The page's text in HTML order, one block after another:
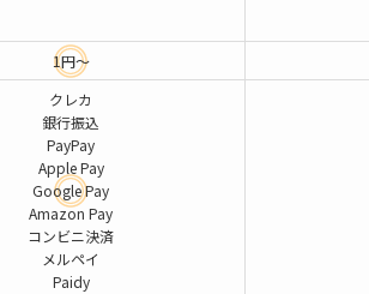
1円～
クレカ
銀行振込
PayPay
Apple Pay
Google Pay
Amazon Pay
コンビニ決済
メルペイ
Paidy